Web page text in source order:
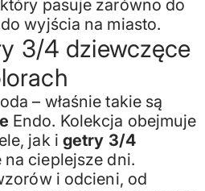
pasuje zarówno do
wyjścia na miasto.
3/4 dziewczęce
– właśnie takie są
Endo. Kolekcja obejmuje
jak i getry 3/4
na cieplejsze dni.
i odcieni, od